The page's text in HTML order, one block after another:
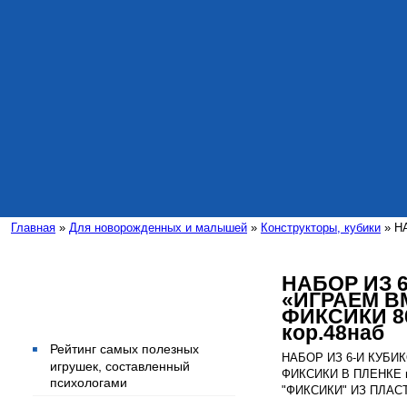
Главная » Для новорожденных и малышей » Конструкторы, кубики »
Рейтинг самых полезных
игрушек, составленный
психологами
НАБОР ИЗ
«ИГРАЕМ
ФИКСИКИ
кор.48наб
НАБОР ИЗ 6-И
ФИКСИКИ В ПЛЕНКЕ
"ФИКСИКИ" ИЗ